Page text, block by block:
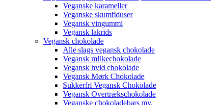
Veganske karameller
Veganske skumfiduser
Vegansk vingummi
Vegansk lakrids
Vegansk chokolade
Alle slags vegansk chokolade
Vegansk m!lkechokolade
Vegansk hvid chokolade
Vegansk Mørk Chokolade
Sukkerfri Vegansk Chokolade
Vegansk Overtrækschokolade
Veganske chokoladebars mv.